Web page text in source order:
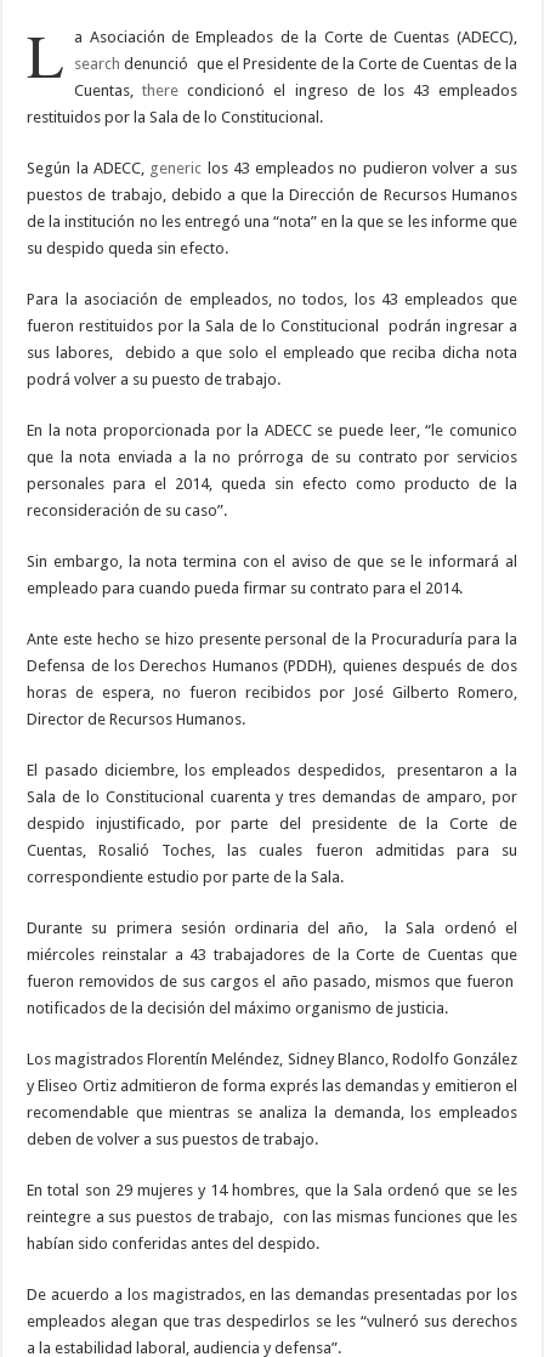
L
a Asociación de Empleados de la Corte de Cuentas (ADECC),
search denunció que el Presidente de la Corte de Cuentas de la
Cuentas,there condicionó el ingreso de los 43 empleados
restituidos por la Sala de lo Constitucional.
Según la ADECC, generic los 43 empleados no pudieron volver a sus
puestos de trabajo, debido a que la Dirección de Recursos Humanos
de la institución no les entregó una “nota” en la que se les informe que
su despido queda sin efecto.
Para la asociación de empleados, no todos, los 43 empleados que
fueron restituidos por la Sala de lo Constitucional podrán ingresar a
sus labores, debido a que solo el empleado que reciba dicha nota
podrá volver a su puesto de trabajo.
En la nota proporcionada por la ADECC se puede leer, “le comunico
que la nota enviada a la no prórroga de su contrato por servicios
personales para el 2014, queda sin efecto como producto de la
reconsideración de su caso”.
Sin embargo, la nota termina con el aviso de que se le informará al
empleado para cuando pueda firmar su contrato para el 2014.
Ante este hecho se hizo presente personal de la Procuraduría para la
Defensa de los Derechos Humanos (PDDH), quienes después de dos
horas de espera, no fueron recibidos por José Gilberto Romero,
Director de Recursos Humanos.
El pasado diciembre, los empleados despedidos, presentaron a la
Sala de lo Constitucional cuarenta y tres demandas de amparo, por
despido injustificado, por parte del presidente de la Corte de
Cuentas, Rosalió Toches, las cuales fueron admitidas para su
correspondiente estudio por parte de la Sala.
Durante su primera sesión ordinaria del año, la Sala ordenó el
miércoles reinstalar a 43 trabajadores de la Corte de Cuentas que
fueron removidos de sus cargos el año pasado, mismos que fueron
notificados de la decisión del máximo organismo de justicia.
Los magistrados Florentín Meléndez, Sidney Blanco, Rodolfo González
y Eliseo Ortiz admitieron de forma exprés las demandas y emitieron el
recomendable que mientras se analiza la demanda, los empleados
deben de volver a sus puestos de trabajo.
En total son 29 mujeres y 14 hombres, que la Sala ordenó que se les
reintegre a sus puestos de trabajo, con las mismas funciones que les
habían sido conferidas antes del despido.
De acuerdo a los magistrados, en las demandas presentadas por los
empleados alegan que tras despedirlos se les “vulneró sus derechos
a la estabilidad laboral, audiencia y defensa”.